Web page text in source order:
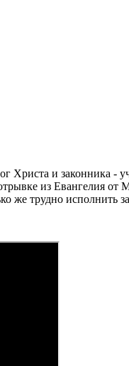
Христа и законника -
из Евангелия
же трудно исполнить